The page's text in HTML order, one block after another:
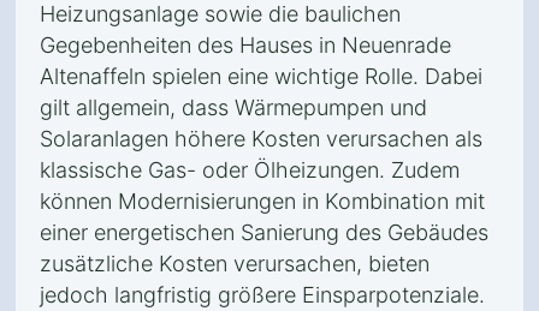
Heizungsanlage sowie die baulichen
Gegebenheiten des Hauses in Neuenrade
Altenaffeln spielen eine wichtige Rolle. Dabei
gilt allgemein, dass Wärmepumpen und
Solaranlagen höhere Kosten verursachen als
klassische Gas- oder Ölheizungen. Zudem
können Modernisierungen in Kombination mit
einer energetischen Sanierung des Gebäudes
zusätzliche Kosten verursachen, bieten
jedoch langfristig größere Einsparpotenziale.